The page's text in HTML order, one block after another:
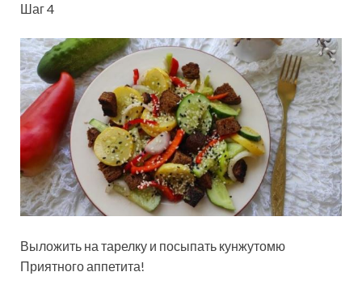
Шаг 4
Выложить на тарелку и посыпать кунжутомю
Приятного аппетита!